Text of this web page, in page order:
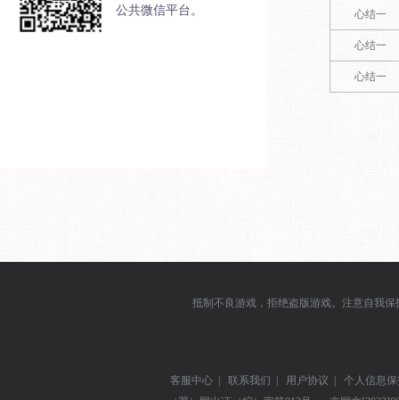
公共微信平台。
心结一
心结一
心结一
抵制不良游戏，拒绝盗版游戏。注意自我
客服中心 | 联系我们 | 用户协议 |
个人信息